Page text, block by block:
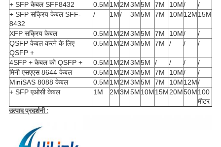
+ SFP केबल SFF8432
0.5M1M2M3M5M 7M 10M/
/
+ SFP सक्रिय केबल SFF-
8432
/ 1M/ 3M5M 7M 10M12M15M
XFP सक्रिय केबल 0.5M1M2M3M5M 7M 10M/
/
QSFP केबल करने के लिए
QSFP +
0.5M1M2M3M5M 7M / / /
4SFP + केबल को QSFP + 0.5M1M2M3M5M / / /
/
मिनी एसएएस 8644 केबल
0.5M1M2M3M5M 7M 10M/
/
MiniSAS 8088 केबल
0.5M1M2M3M5M 7M 10M12M/
+ SFP एओसी केबल
1M 2M3M5M10M15M20M50M100
मीटर
उत्पाद प्रदर्शनी :